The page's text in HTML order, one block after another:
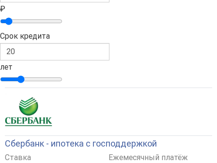
₽
Срок кредита
лет
Сбербанк - ипотека с господдержкой
Ставка
Ежемесячный платёж